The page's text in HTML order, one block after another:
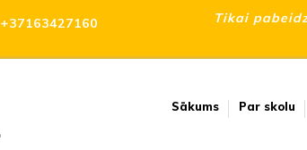
+37163427160
Tikai
Sākums Par skolu